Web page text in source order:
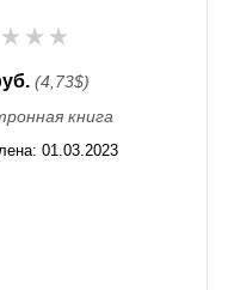
(4,73$)
книга
01.03.2023